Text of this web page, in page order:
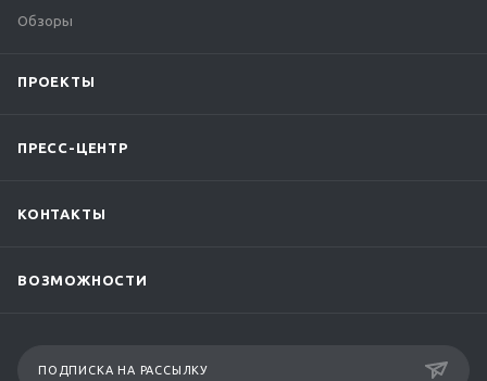
Обзоры
ПРОЕКТЫ
ПРЕСС-ЦЕНТР
КОНТАКТЫ
ВОЗМОЖНОСТИ
ПОДПИСКА НА РАССЫЛКУ